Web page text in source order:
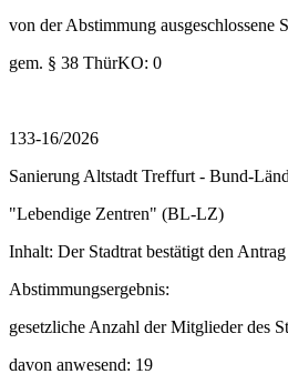
von der Abstimmung ausgeschlossene
gem. § 38 ThürKO: 0
133-16/2026
Sanierung Altstadt Treffurt - Bund-
"Lebendige Zentren" (BL-LZ)
Inhalt: Der Stadtrat bestätigt den
Abstimmungsergebnis:
gesetzliche Anzahl der Mitglieder des
davon anwesend: 19